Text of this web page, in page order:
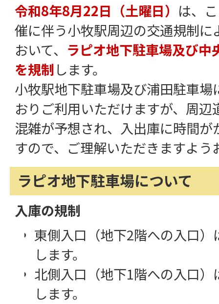
令和8年8月22日（土曜日） は、
催に伴う小牧駅周辺の交通規制に
おいて、 ラピオ地下駐車場及び中
を規制します。
小牧駅地下駐車場及び浦田駐車場
おりご利用いただけますが、周
混雑が予想され、入出庫に時間
すので、ご理解いただきますよう
ラピオ地下駐車場について
入庫の規制
東側入口（地下2階への入口
します。
北側入口（地下1階への入口
します。